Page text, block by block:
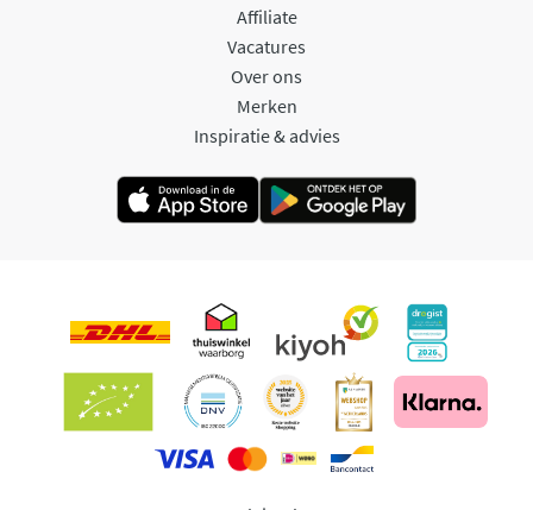
Affiliate
Vacatures
Over ons
Merken
Inspiratie & advies